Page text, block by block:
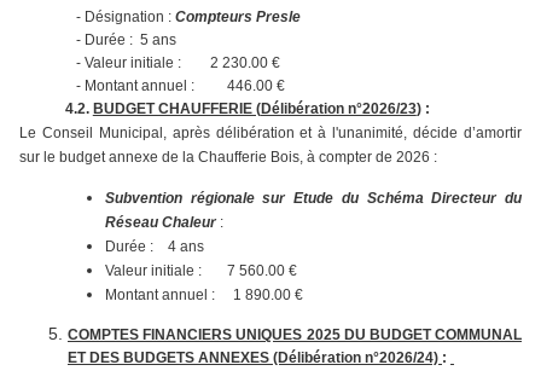
- Désignation :Compteurs Presle
- Durée : 5 ans
- Valeur initiale : 2 230.00 €
- Montant annuel : 446.00 €
4.2. BUDGET CHAUFFERIE (Délibération n°2026/23):
Le Conseil Municipal, après délibération et à l'unanimité, décide d’amortir
sur le budget annexe de la Chaufferie Bois, à compter de 2026 :
Subvention régionale sur Etude du Schéma Directeur du
Réseau Chaleur:
Durée : 4 ans
Valeur initiale : 7 560.00 €
Montant annuel : 1 890.00 €
COMPTES FINANCIERS UNIQUES 2025 DU BUDGET COMMUNAL
ET DES BUDGETS ANNEXES (Délibération n°2026/24) :